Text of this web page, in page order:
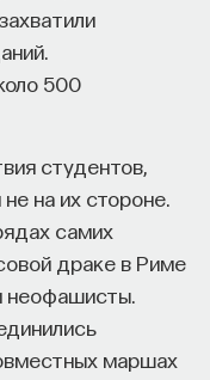
500
студентов,
на их стороне.
самих
драке в Риме
неофашисты.
маршах